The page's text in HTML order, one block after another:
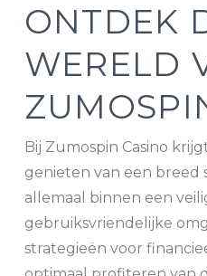
ONTDEK
WERELD
Bij Zumospin Casino
genieten van een breed
allemaal binnen een
gebruiksvriendelijke
strategieën voor